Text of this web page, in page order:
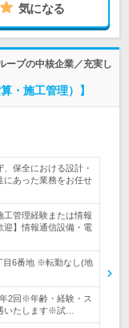
気になる
ープの中核企業／充実し
・施工管理）】
、保全における設計・
にあった業務をお任せ
管理経験または情報
迎】情報通信設備・電
目6番地 ※転勤なし(地
2回※年齢・経験・ス
いたします※試…